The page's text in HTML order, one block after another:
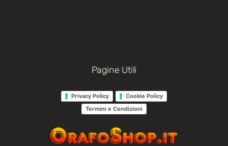
Pagine Utili
Privacy Policy
Cookie Policy
Termini e Condizioni